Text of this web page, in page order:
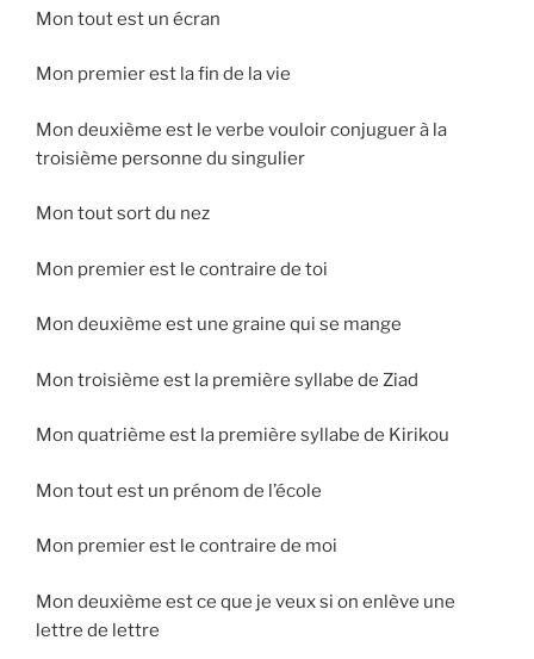
Mon tout est un écran
Mon premier est la fin de la vie
Mon deuxième est le verbe vouloir conjuguer à la
troisième personne du singulier
Mon tout sort du nez
Mon premier est le contraire de toi
Mon deuxième est une graine qui se mange
Mon troisième est la première syllabe de Ziad
Mon quatrième est la première syllabe de Kirikou
Mon tout est un prénom de l’école
Mon premier est le contraire de moi
Mon deuxième est ce que je veux si on enlève une
lettre de lettre